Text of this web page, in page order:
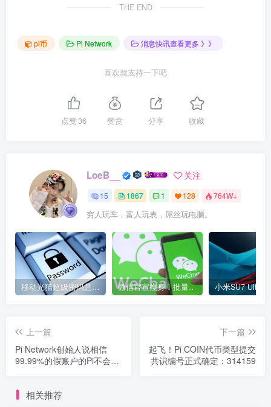
THE END
pi币 Pi Network 消息快讯查看更多 》》
喜欢就支持一下吧
点赞36 赞赏 分享 收藏
LoeB__ 关注
15 1867 1 128 764W+
穷人玩车，富人玩表，屌丝玩电脑。
移动光猫超级密码是多少？移动光猫超级管理员后台账号与密码 微信官宣瘦身！批量清理原图新功能来了 安卓、iOS均可使用
上一篇
Pi Network创始人说相信
99.99%的假账户的Pi不会转
下一篇
起飞！Pi COIN代币类型提交
共识编号正式确定：314159
相关推荐